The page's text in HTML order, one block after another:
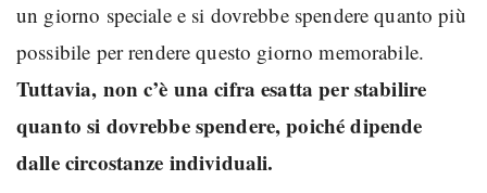
un giorno speciale e si dovrebbe spendere quanto più
possibile per rendere questo giorno memorabile.
Tuttavia, non c’è una cifra esatta per stabilire
quanto si dovrebbe spendere, poiché dipende
dalle circostanze individuali.